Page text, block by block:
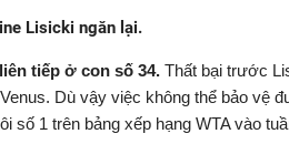
Lisicki ngăn lại.
tiếp ở con số 34. Thất bại trước
Dù vậy việc không thể bảo vệ
số 1 trên bảng xếp hạng WTA vào